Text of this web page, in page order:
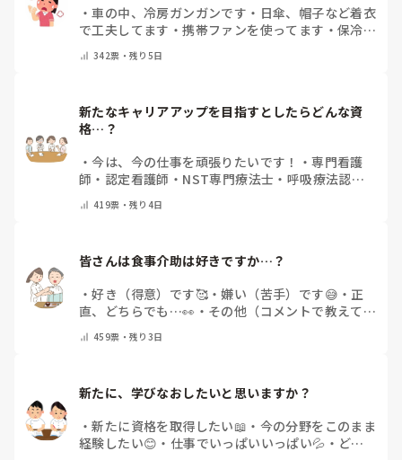
・車の中、冷房ガンガンです ・ 日傘、帽子など着衣
で工夫してます ・携帯ファンを使ってます ・ 保冷剤
ん ・その他（コメントで教えて下さい）
342票・残り5日
新たなキャリアアップを目指すとしたらどんな資
格…？
・今は、今の仕事を頑張りたいです！ ・専門看護
師 ・ 認定看護師 ・ NST専門療法士 ・ 呼吸療法認定
内視鏡技師・その他(コメントで教えて下さい)
419票・残り4日
皆さんは食事介助は好きですか…？
・好き（得意）です🥰・嫌い（苦手）です😅 ・ 正
直、どちらでも…👀 ・ その他（コメントで教えてく
459票・残り3日
新たに、学びなおしたいと思いますか？
・新たに資格を取得したい📖 ・ 今の分野をこのまま
経験したい😊 ・ 仕事でいっぱいいっぱい💦 ・ どん